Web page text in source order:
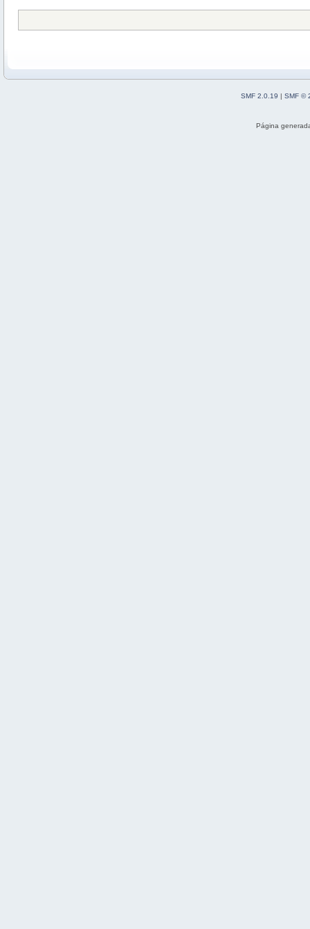
SMF 2.0.19 | SMF ©
Página